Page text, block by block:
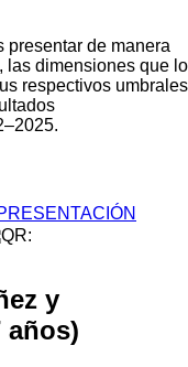
presentar de manera
las dimensiones que lo
respectivos umbrales
y
años)